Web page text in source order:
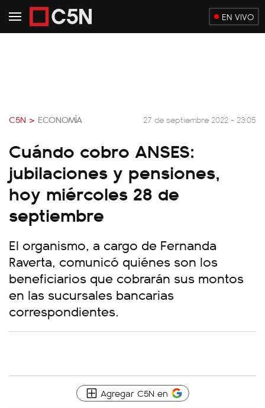
EN VIVO
C5N > ECONOMÍA 27 de septiembre 2022 - 23:05
Cuándo cobro ANSES:
jubilaciones y pensiones,
hoy miércoles 28 de
septiembre
El organismo, a cargo de Fernanda
Raverta, comunicó quiénes son los
beneficiarios que cobrarán sus montos
en las sucursales bancarias
correspondientes.
Agregar C5N en